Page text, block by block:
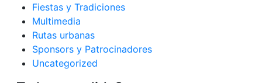
Fiestas y Tradiciones
Multimedia
Rutas urbanas
Sponsors y Patrocinadores
Uncategorized